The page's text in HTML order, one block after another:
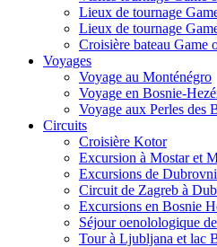
Lieux de tournage
Lieux de tournage
Croisière bateau
Voyages
Voyage au Monténégro
Voyage en Bosnie-
Voyage aux Perles des
Circuits
Croisière Kotor
Excursion à Mostar et
Excursions de
Circuit de Zagreb à
Excursions en Bosnie
Séjour oenolologique
Tour à Ljubljana et lac